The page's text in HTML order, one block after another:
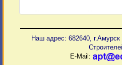
Наш адрес: 682640, г.Амурск
E-Mail: